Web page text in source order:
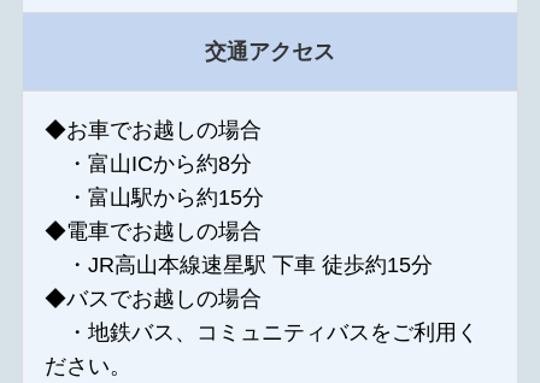
交通アクセス
◆お車でお越しの場合
・富山ICから約8分
・富山駅から約15分
◆電車でお越しの場合
・JR高山本線速星駅 下車 徒歩約15分
◆バスでお越しの場合
・地鉄バス、コミュニティバスをご利用く
ださい。